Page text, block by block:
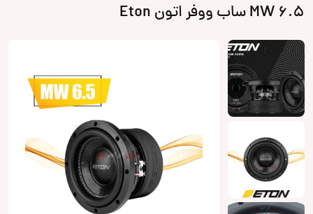
MW 6.5 ساب ووفر اتون Eton